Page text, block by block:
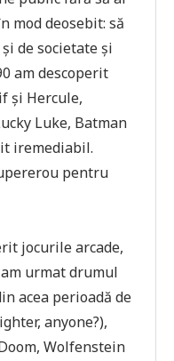
mod deosebit: să
de societate și
am descoperit
și Hercule,
Luke, Batman
iremediabil.
pentru
jocurile arcade,
urmat drumul
acea perioadă de
anyone?),
Wolfenstein